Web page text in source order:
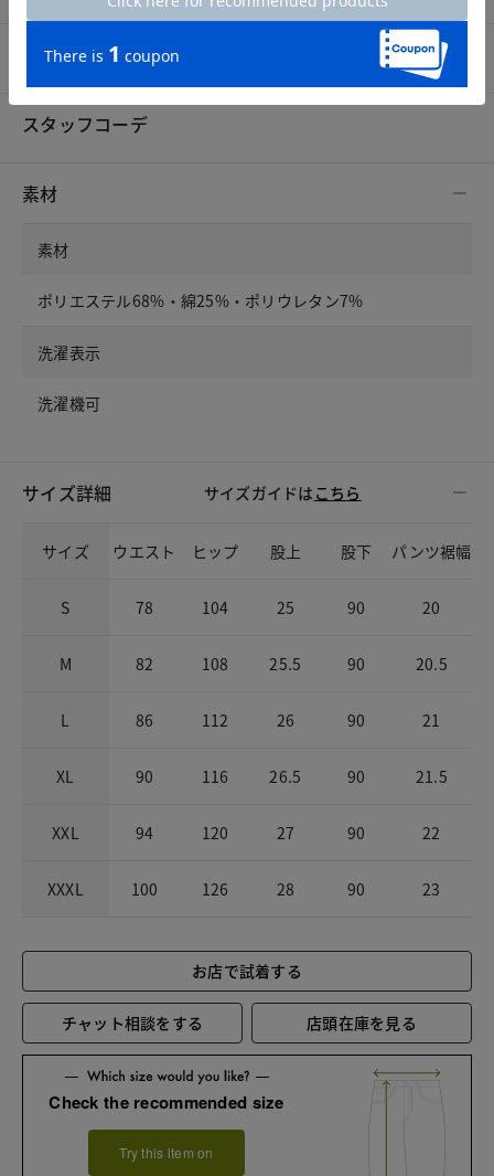
プロコーデ
スタッフコーデ
素材
素材
ポリエステル68%・綿25%・ポリウレタン7%
洗濯表示
洗濯機可
サイズ詳細 サイズガイドは こちら
サイズ ウエスト ヒップ 股上 股下 パンツ裾幅
S 78 104 25 90 20
M 82 108 25.5 90 20.5
L 86 112 26 90 21
XL 90 116 26.5 90 21.5
XXL 94 120 27 90 22
XXXL 100 126 28 90 23
お店で試着する
チャット相談をする 店頭在庫を見る
Check the recommended size
Try this item on